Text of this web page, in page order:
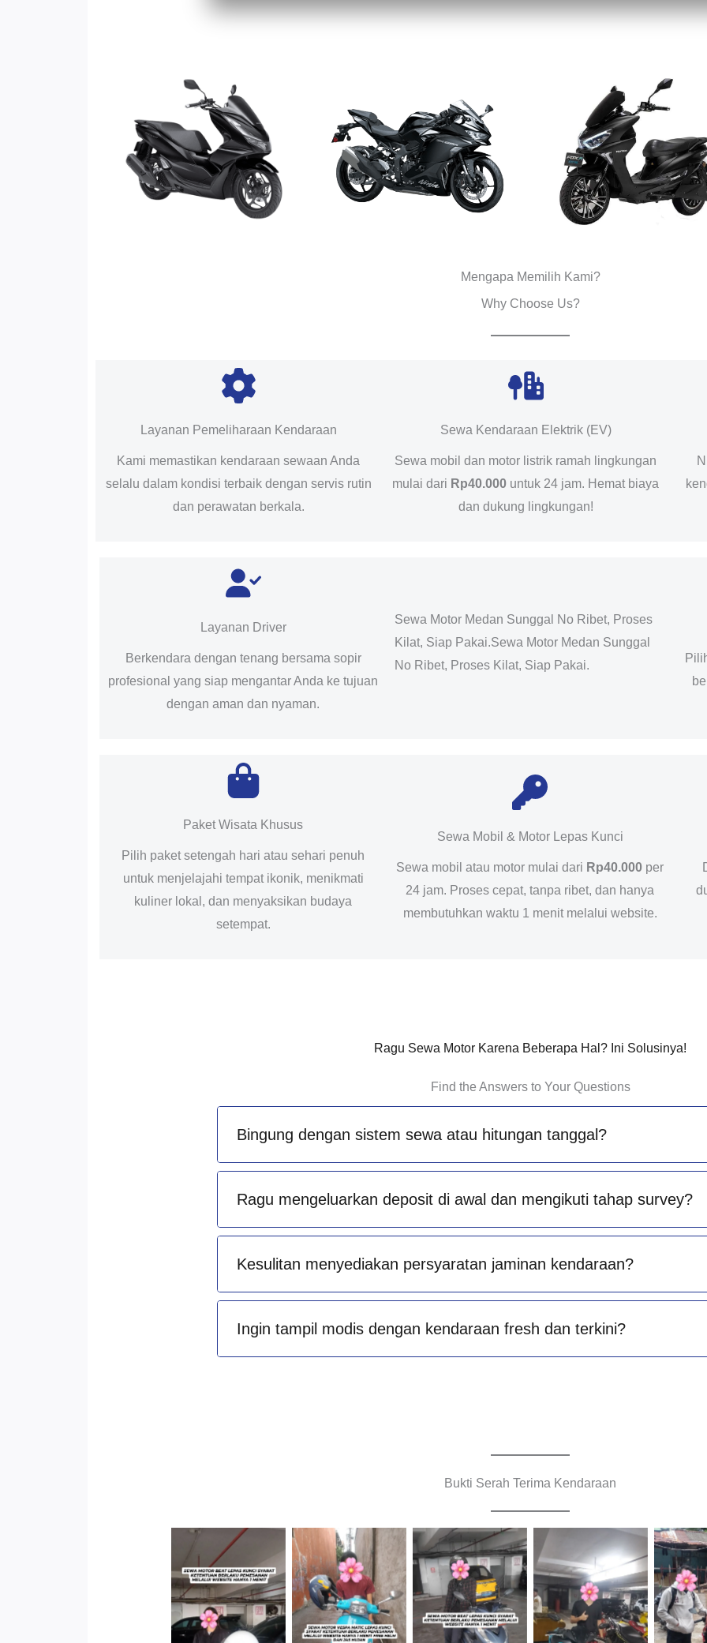
Mengapa Memilih Kami?
Why Choose Us?
Layanan Pemeliharaan Kendaraan
Kami memastikan kendaraan sewaan Anda
selalu dalam kondisi terbaik dengan servis rutin
dan perawatan berkala.
Sewa Kendaraan Elektrik (EV)
Sewa mobil dan motor listrik ramah lingkungan
mulai dari Rp40.000 untuk 24 jam. Hemat biaya
dan dukung lingkungan!
Layanan Driver
Berkendara dengan tenang bersama sopir
profesional yang siap mengantar Anda ke tujuan
dengan aman dan nyaman.
Sewa Motor Medan Sunggal No Ribet, Proses
Kilat, Siap Pakai.Sewa Motor Medan Sunggal
No Ribet, Proses Kilat, Siap Pakai.
Paket Wisata Khusus
Pilih paket setengah hari atau sehari penuh
untuk menjelajahi tempat ikonik, menikmati
kuliner lokal, dan menyaksikan budaya
setempat.
Sewa Mobil & Motor Lepas Kunci
Sewa mobil atau motor mulai dari Rp40.000 per
24 jam. Proses cepat, tanpa ribet, dan hanya
membutuhkan waktu 1 menit melalui website.
Ragu Sewa Motor Karena Beberapa Hal? Ini Solusinya!
Find the Answers to Your Questions
Bingung dengan sistem sewa atau hitungan tanggal?
Ragu mengeluarkan deposit di awal dan mengikuti tahap survey?
Kesulitan menyediakan persyaratan jaminan kendaraan?
Ingin tampil modis dengan kendaraan fresh dan terkini?
Bukti Serah Terima Kendaraan
Cityplaza
Jatinegara
Antar Jemput
Cityplaza
Jatinegara
Cityplaza
Jatinegara